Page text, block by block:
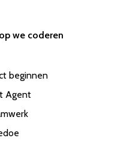
we coderen
beginnen
Agent